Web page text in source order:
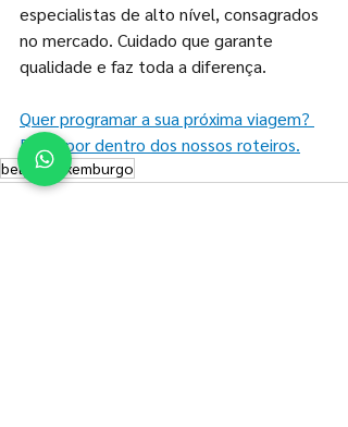
especialistas de alto nível, consagrados
no mercado. Cuidado que garante
qualidade e faz toda a diferença.
Quer programar a sua próxima viagem?
Fique por dentro dos nossos roteiros.
belgicaluxemburgo